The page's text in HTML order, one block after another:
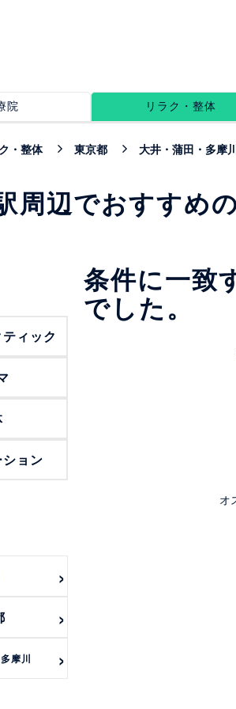
院 リラク・整体
・整体 東京都 大井・蒲田・多摩
周辺でおすすめ
ィック
ョン
摩川
条件に一致
でした。
オ